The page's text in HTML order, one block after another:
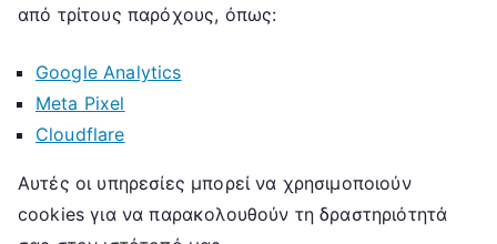
από τρίτους παρόχους, όπως:
Google Analytics
Meta Pixel
Cloudflare
Αυτές οι υπηρεσίες μπορεί να χρησιμοποιούν
cookies για να παρακολουθούν τη δραστηριότητά